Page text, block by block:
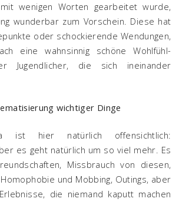
wenigen Worten gearbeitet wurde,
wunderbar zum Vorschein. Diese hat
oder schockierende Wendungen,
eine wahnsinnig schöne Wohlfühl-
Jugendlicher, die sich ineinander
wichtiger Dinge
ist hier natürlich offensichtlich:
es geht natürlich um so viel mehr. Es
Missbrauch von diesen,
und Mobbing, Outings, aber
die niemand kaputt machen